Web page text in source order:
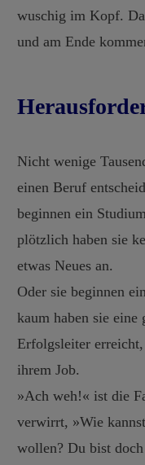
wuschig im Kopf.
und am Ende
Nicht wenige
einen Beruf
beginnen ein
plötzlich haben sie
etwas Neues an.
Oder sie beginnen
kaum haben sie eine
Erfolgsleiter
ihrem Job.
»Ach weh!« ist die
verwirrt, »Wie
wollen? Du bist